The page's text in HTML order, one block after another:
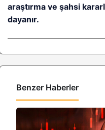
araştırma ve şahsi
dayanır.
Benzer Haberler